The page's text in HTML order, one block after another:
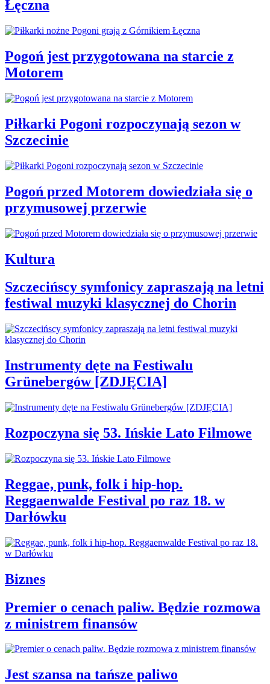
Łęczna
Pogoń jest przygotowana na starcie z
Motorem
Piłkarki Pogoni rozpoczynają sezon w
Szczecinie
Pogoń przed Motorem dowiedziała się o
przymusowej przerwie
Kultura
Szczecińscy symfonicy zapraszają na letni
festiwal muzyki klasycznej do Chorin
Instrumenty dęte na Festiwalu
Grünebergów [ZDJĘCIA]
Rozpoczyna się 53. Ińskie Lato Filmowe
Reggae, punk, folk i hip-hop.
Reggaenwalde Festival po raz 18. w
Darłówku
Biznes
Premier o cenach paliw. Będzie rozmowa
z ministrem finansów
Jest szansa na tańsze paliwo